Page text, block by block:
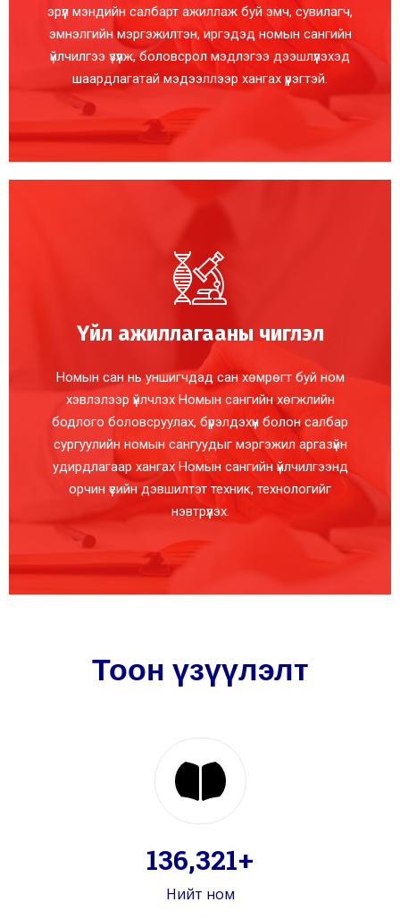
эрүүл мэндийн салбарт ажиллаж буй эмч, сувилагч,
эмнэлгийн мэргэжилтэн, иргэдэд номын сангийн
үйлчилгээ үзүүлж, боловсрол мэдлэгээ дээшлүүлэхэд
шаардлагатай мэдээллээр хангах үүрэгтэй.
Үйл ажиллагааны чиглэл
Номын сан нь уншигчдад сан хөмрөгт буй ном
хэвлэлээр үйлчлэх Номын сангийн хөгжлийн
бодлого боловсруулах, бүрэлдэхүүн болон салбар
сургуулийн номын сангуудыг мэргэжил аргазүйн
удирдлагаар хангах Номын сангийн үйлчилгээнд
орчин үеийн дэвшилтэт техник, технологийг
нэвтрүүлэх.
Тоон үзүүлэлт
162,194+
Нийт ном